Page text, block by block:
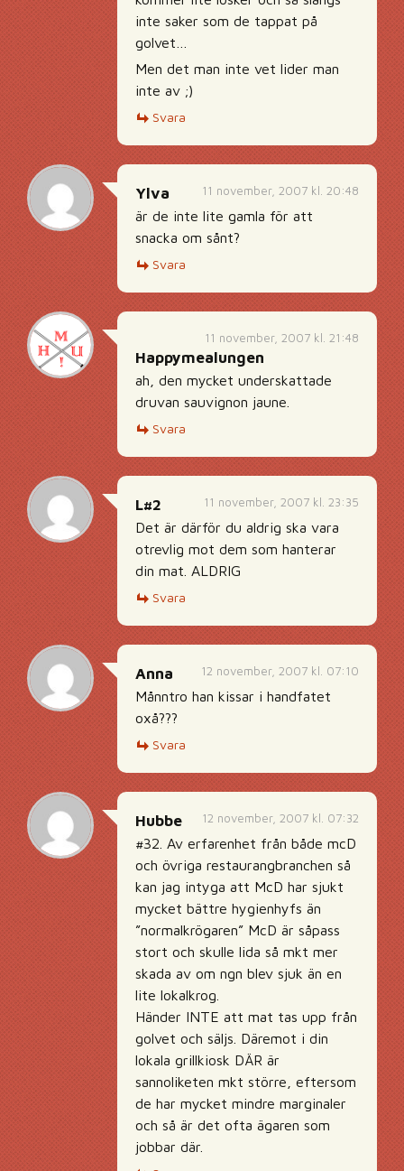
inte saker som de tappat på
golvet…
Men det man inte vet lider man
inte av ;)
Svara
11 november, 2007 kl. 20:48
Ylva
är de inte lite gamla för att
snacka om sånt?
Svara
11 november, 2007 kl. 21:48
Happymealungen
ah, den mycket underskattade
druvan sauvignon jaune.
Svara
11 november, 2007 kl. 23:35
L#2
Det är därför du aldrig ska vara
otrevlig mot dem som hanterar
din mat. ALDRIG
Svara
12 november, 2007 kl. 07:10
Anna
Månntro han kissar i handfatet
oxå???
Svara
12 november, 2007 kl. 07:32
Hubbe
#32. Av erfarenhet från både mcD
och övriga restaurangbranchen så
kan jag intyga att McD har sjukt
mycket bättre hygienhyfs än
”normalkrögaren” McD är såpass
stort och skulle lida så mkt mer
skada av om ngn blev sjuk än en
lite lokalkrog.
Händer INTE att mat tas upp från
golvet och säljs. Däremot i din
lokala grillkiosk DÄR är
sannoliketen mkt större, eftersom
de har mycket mindre marginaler
och så är det ofta ägaren som
jobbar där.